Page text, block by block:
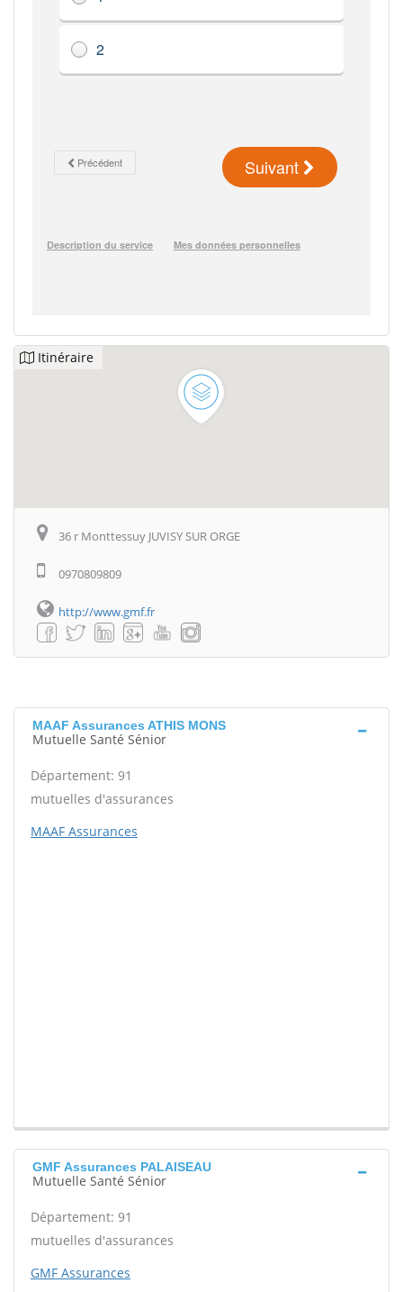
Itinéraire
36 r Monttessuy JUVISY SUR ORGE
0970809809
http://www.gmf.fr
MAAF Assurances ATHIS MONS
Mutuelle Santé Sénior
Département: 91
mutuelles d'assurances
MAAF Assurances
GMF Assurances PALAISEAU
Mutuelle Santé Sénior
Département: 91
mutuelles d'assurances
GMF Assurances